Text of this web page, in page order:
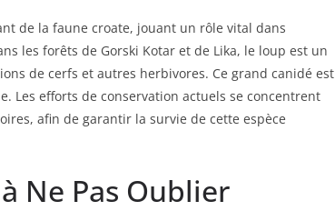
de la faune croate, jouant un rôle vital dans
les forêts de Gorski Kotar et de Lika, le loup est un
de cerfs et autres herbivores. Ce grand canidé est
Les efforts de conservation actuels se concentrent
afin de garantir la survie de cette espèce
Ne Pas Oublier